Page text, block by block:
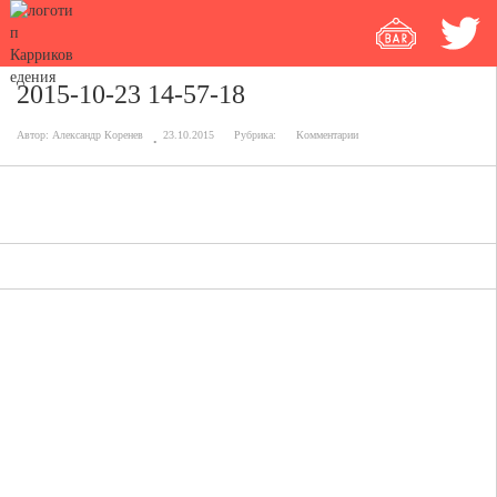
2015-10-23 14-57-18
Автор: Александр Коренев 23.10.2015 Рубрика: Комментарии